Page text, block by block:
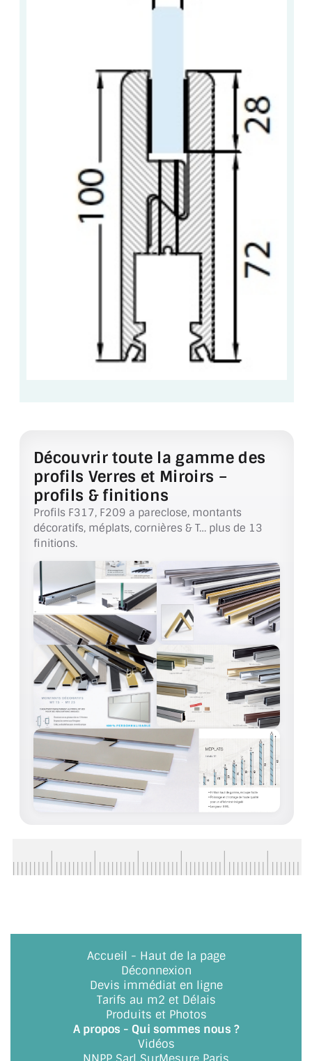
PLEXIGLAS PMMA
ACCESSOIRES & QUINCAILLERIE
CATALOGUE DE PROFILS ET FIXATION DU
LES FIXATIONS POUR MIROIR
LES PROFILS PAROI DE VERRE
VITRINE EN VERRE
CONNECTEURS ET ASSEMBLAGE DE VERRES
PLATS ET CORNIÈRES
JOINTS D'ÉTANCHÉITÉS
FIXATION GARDES CORPS
SYSTÈMES PIVOTANTS
SYSTÈMES COULISSANTS
LE CATALOGUE ACCESSOIRES
(STROMBINOSCOPE)
ACCESSOIRES EN PROMOTIONS
EXEMPLES, RÉALISATIONS, INSPIRATIONS
NUANCIER RAL
COMMENT COUPER DU VERRE ?
CONSEILS / AIDE
A PROPOS DE LA LIVRAISON
NOUS TROUVER - BUC 78
NOUS CONTACTER
Découvrir toute la gamme des
profils Verres et Miroirs –
profils & finitions
Profils F317, F209 a pareclose, montants
décoratifs, méplats, cornières & T… plus de 13
finitions.
Accueil - Haut de la page
Déconnexion
Devis immédiat en ligne
Tarifs au m2 et Délais
Produits et Photos
A propos - Qui sommes nous ?
Vidéos